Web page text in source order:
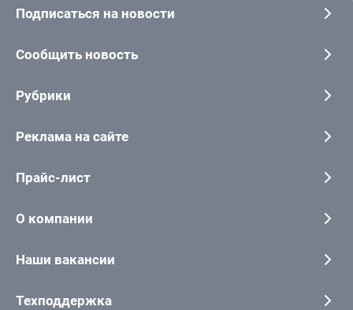
Подписаться на новости
Сообщить новость
Рубрики
Реклама на сайте
Прайс-лист
О компании
Наши вакансии
Техподдержка